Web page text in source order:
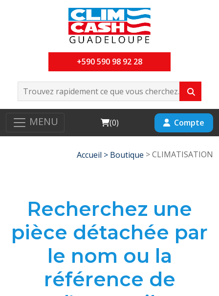
+590 590 98 92 28
MENU Cart
(0) Compte
Accueil > Boutique > CLIMATISATION
Recherchez une
pièce détachée par
le nom ou la
référence de